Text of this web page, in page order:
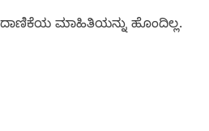
ಮಾಹಿತಿಯನ್ನು ಹೊಂದಿಲ್ಲ.